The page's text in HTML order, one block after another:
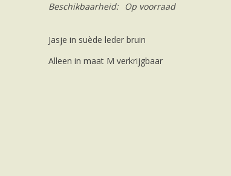
Beschikbaarheid: Op voorraad
Jasje in suède leder bruin
Alleen in maat M verkrijgbaar